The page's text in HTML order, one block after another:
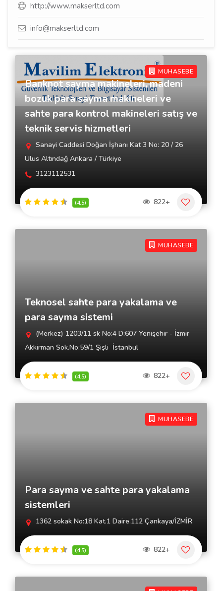
http://www.makserltd.com
info@makserltd.com
MUHASEBE
Banknot sayma makineleri, madeni
bozuk para sayma makineleri ve
sahte para kontrol makineleri satış ve
teknik servis hizmetleri
Sanayi Caddesi Doğan İşhanı Kat 3 No: 20 / 26
Ulus Altındağ Ankara / Türkiye
3123112531
(4.5) 822+
MUHASEBE
Teknosel sahte para yakalama ve
para sayma sistemi
(Merkez) 1203/11 sk No:4 D:607 Yenişehir - İzmir
Akkirman Sok.No:59/1 Şişli  İstanbul
(4.5) 822+
MUHASEBE
Para sayma ve sahte para yakalama
sistemleri
1362 sokak No:18 Kat.1 Daire.112 Çankaya/İZMİR
(4.5) 822+